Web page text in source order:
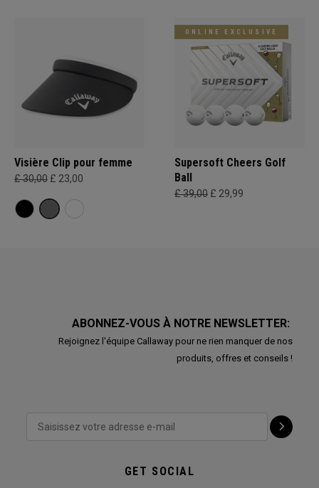
Visière Clip pour femme
£ 30,00 £ 23,00
ONLINE EXCLUSIVE
Supersoft Cheers Golf
Ball
£ 39,00 £ 29,99
ABONNEZ-VOUS À NOTRE NEWSLETTER:
Rejoignez l'équipe Callaway pour ne rien manquer de nos
produits, offres et conseils !
GET SOCIAL